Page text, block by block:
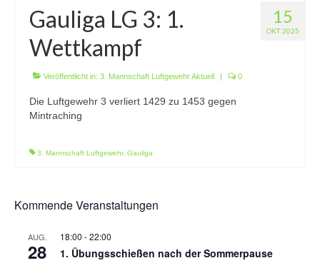
Jugendarbeit
Ergebnisse
1. Mannschaft Luftgewehr
2. Mannschaft Luftgewehr
1. Mannschaft Luftpistole
Weitere Wettkämpfe
15
OKT. 2025
Gauliga LG 3: 1.
Wettkampf
Veröffentlicht in: 3. Mannschaft Luftgewehr Aktuell 0
Die Luftgewehr 3 verliert 1429 zu 1453 gegen
Mintraching
3. Mannschaft Luftgewehr, Gauliga
Kommende Veranstaltungen
AUG.
28
18:00 -22:00
1. Übungsschießen nach der Sommerpause